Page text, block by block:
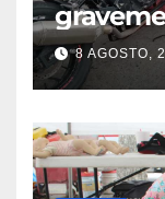
choque
Flores
8 AGOSTO,